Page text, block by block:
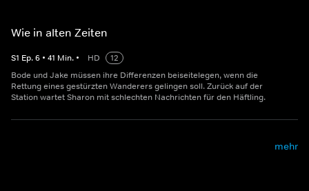
Wie in alten Zeiten
S1 Ep.6 • 41 Min. • HD
12
Bode und Jake müssen ihre Differenzen beiseitelegen, wenn die
Rettung eines gestürzten Wanderers gelingen soll. Zurück auf der
Station wartet Sharon mit schlechten Nachrichten für den Häftling.
mehr